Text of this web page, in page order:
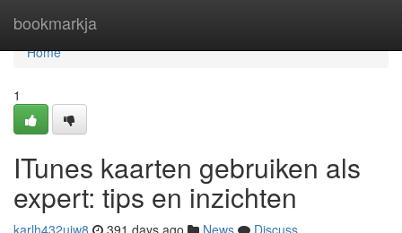
bookmarkja
Home
Home
1
ITunes kaarten gebruiken als
expert: tips en inzichten
karlh432ujw8 391 days ago News
Discuss